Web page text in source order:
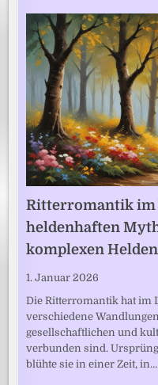
Ritterromantik im
heldenhaften
komplexen
1. Januar 2026
Die Ritterromantik hat im
verschiedene
gesellschaftlichen und
verbunden sind.
blühte sie in einer Zeit,